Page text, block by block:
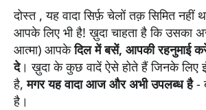
दोस्त , यह वादा सिर्फ़ चेलों तक़ सिमित
आपके लिए भी है! ख़ुदा चाहता है कि उसका
आत्मा) आपकेदिल में बसें, आपकी रहनुमाई
दे। ख़ुदा के कुछ वादें ऐसे होते हैं जिनके लिए
है,मगर यह वादा आज और अभी उपलब्ध है-
है।